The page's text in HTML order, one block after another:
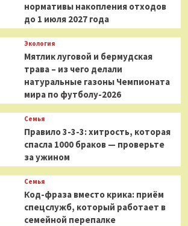
нормативы накопления отходов
до 1 июля 2027 года
Экология
Мятлик луговой и бермудская
трава – из чего делали
натуральные газоны Чемпионата
мира по футболу-2026
Семья
Правило 3-3-3: хитрость, которая
спасла 1000 браков — проверьте
за ужином
Семья
Код-фраза вместо крика: приём
спецслужб, который работает в
семейной перепалке